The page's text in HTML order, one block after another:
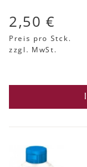
2,50 €
Preis pro Stck.
zzgl. MwSt.